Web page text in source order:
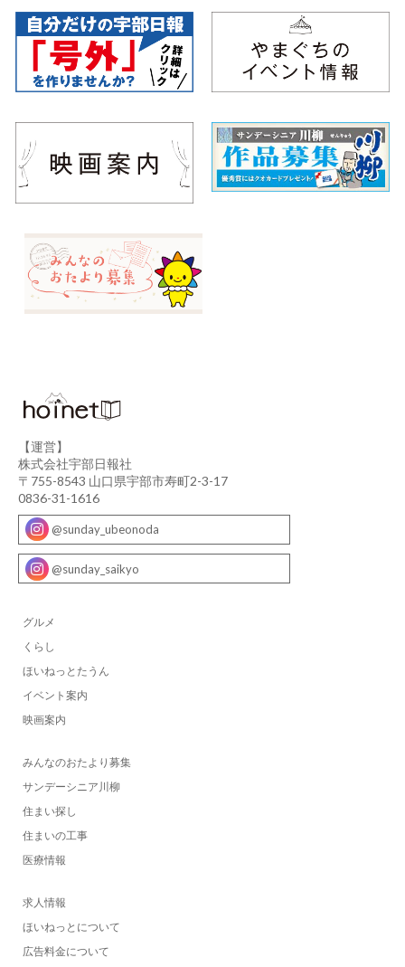
【運営】
株式会社宇部日報社
〒755-8543 山口県宇部市寿町2-3-17
0836-31-1616
@sunday_ubeonoda
@sunday_saikyo
グルメ
くらし
ほいねっとたうん
イベント案内
映画案内
みんなのおたより募集
サンデーシニア川柳
住まい探し
住まいの工事
医療情報
求人情報
ほいねっとについて
広告料金について